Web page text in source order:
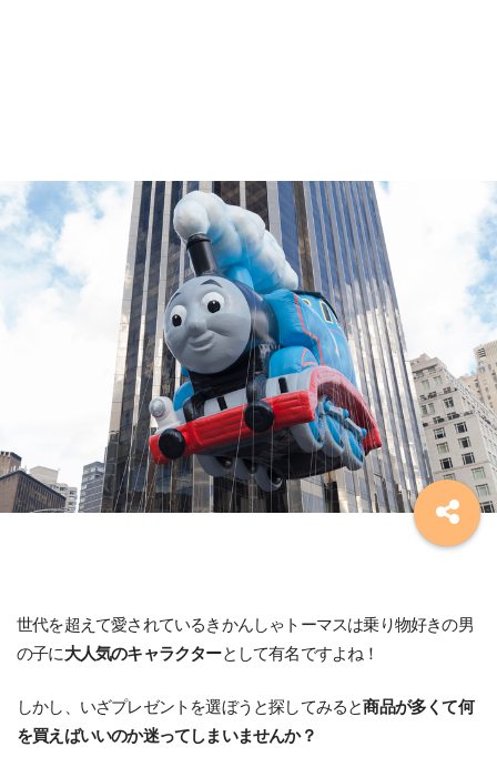
世代を超えて愛されているきかんしゃトーマスは乗り物好きの男
の子に大人気のキャラクターとして有名ですよね！
しかし、いざプレゼントを選ぼうと探してみると商品が多くて何
を買えばいいのか迷ってしまいませんか？